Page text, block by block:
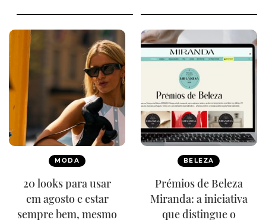
MODA
20 looks para usar
em agosto e estar
sempre bem, mesmo
BELEZA
Prémios de Beleza
Miranda: a iniciativa
que distingue o